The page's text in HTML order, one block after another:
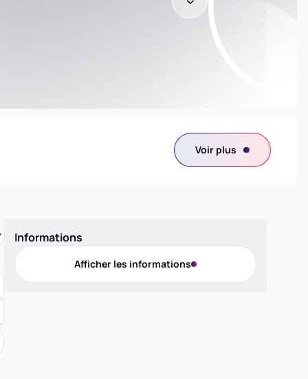
Voir plus
Informations
Afficher les informations